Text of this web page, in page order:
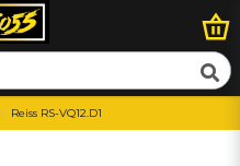
Reiss RS-VQ12.D1